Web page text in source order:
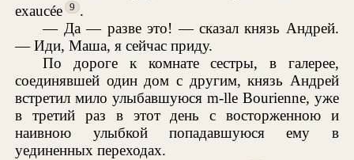
exaucée
9 .
— Да — разве это! — сказал князь Андрей.
— Иди, Маша, я сейчас приду.
По дороге к комнате сестры, в галерее,
соединявшей один дом с другим, князь Андрей
встретил мило улыбавшуюся m-lle Bourienne, уже
в третий раз в этот день с восторженною и
наивною улыбкой попадавшуюся ему в
уединенных переходах.